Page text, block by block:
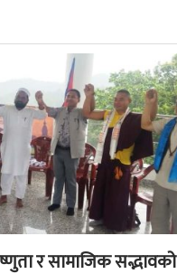
र सामाजिक सद्भावको